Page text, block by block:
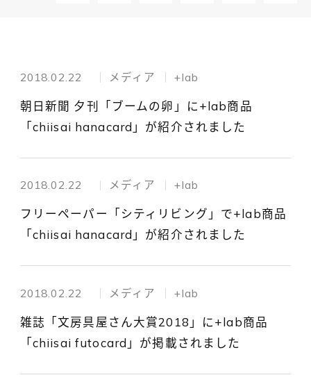
2018.02.22 メディア +lab
朝日新聞 夕刊「ブームの卵」に+lab商品
「chiisai hanacard」が紹介されました
2018.02.22 メディア +lab
フリーペーパー「シティリビング」で+lab商品
「chiisai hanacard」が紹介されました
2018.02.22 メディア +lab
雑誌「文房具屋さん大賞2018」に+lab商品
「chiisai futocard」が掲載されました